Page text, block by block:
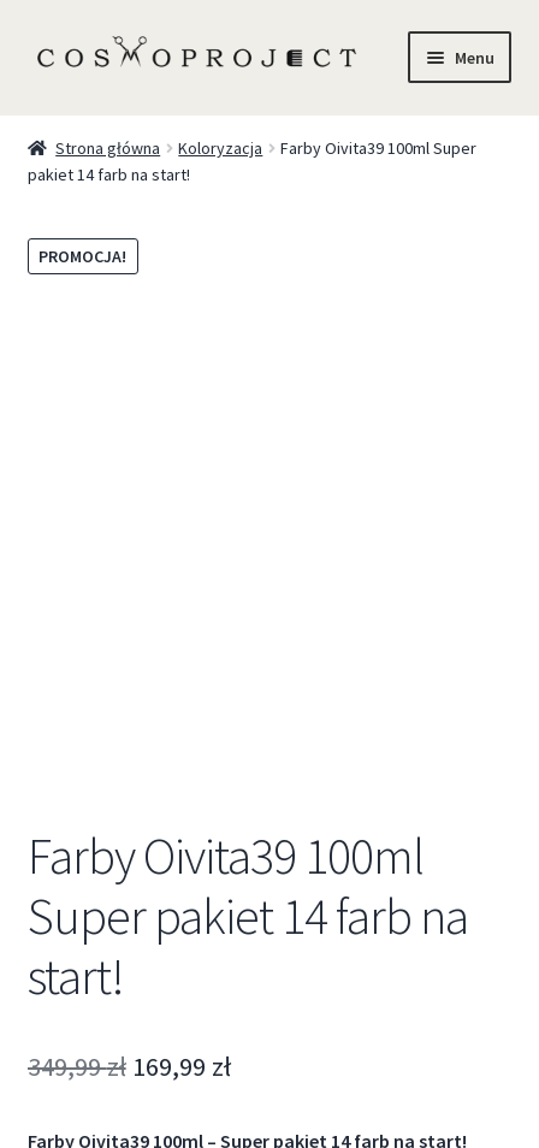
Menu
Marki
Trychologia
Strona główna Koloryzacja
Farby Oivita39 100ml Super
pakiet 14 farb na start!
PROMOCJA!
Farby Oivita39 100ml
Super pakiet 14 farb na
start!
349,99zł 169,99 zł
Farby Oivita39 100ml – Super pakiet 14 farb na start!